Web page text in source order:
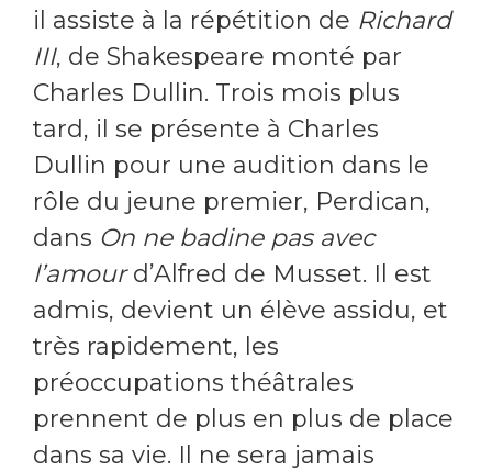
il assiste à la répétition de Richard
III, de Shakespeare monté par
Charles Dullin. Trois mois plus
tard, il se présente à Charles
Dullin pour une audition dans le
rôle du jeune premier, Perdican,
dans On ne badine pas avec
l’amourd’Alfred de Musset. Il est
admis, devient un élève assidu, et
très rapidement, les
préoccupations théâtrales
prennent de plus en plus de place
dans sa vie. Il ne sera jamais